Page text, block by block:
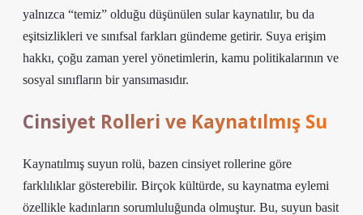
yalnızca “temiz” olduğu düşünülen sular kaynatılır, bu da
eşitsizlikleri ve sınıfsal farkları gündeme getirir. Suya erişim
hakkı, çoğu zaman yerel yönetimlerin, kamu politikalarının ve
sosyal sınıfların bir yansımasıdır.
Cinsiyet Rolleri ve Kaynatılmış Su
Kaynatılmış suyun rolü, bazen cinsiyet rollerine göre
farklılıklar gösterebilir. Birçok kültürde, su kaynatma eylemi
özellikle kadınların sorumluluğunda olmuştur. Bu, suyun basit